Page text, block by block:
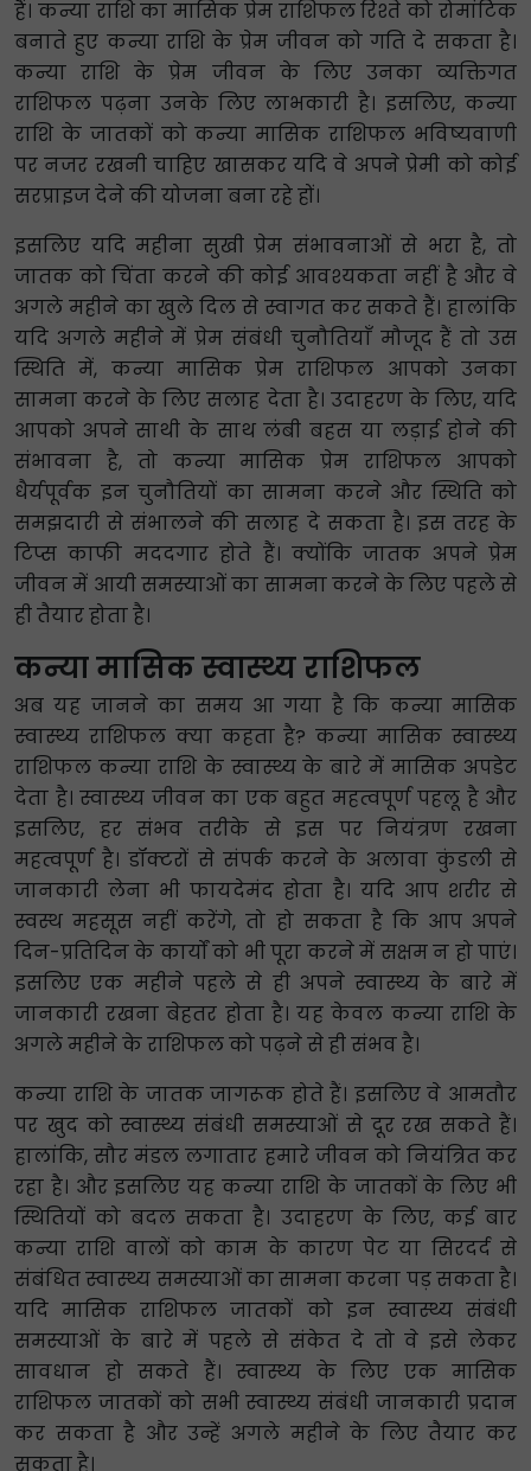
हैं। कन्या राशि का मासिक प्रेम राशिफल रिश्ते को रोमांटिक
बनाते हुए कन्या राशि के प्रेम जीवन को गति दे सकता है।
कन्या राशि के प्रेम जीवन के लिए उनका व्यक्तिगत
राशिफल पढ़ना उनके लिए लाभकारी है। इसलिए, कन्या
राशि के जातकों को कन्या मासिक राशिफल भविष्यवाणी
पर नजर रखनी चाहिए खासकर यदि वे अपने प्रेमी को कोई
सरप्राइज देने की योजना बना रहे हों।
इसलिए यदि महीना सुखी प्रेम संभावनाओं से भरा है, तो
जातक को चिंता करने की कोई आवश्यकता नहीं है और वे
अगले महीने का खुले दिल से स्वागत कर सकते हैं। हालांकि
यदि अगले महीने में प्रेम संबंधी चुनौतियाँ मौजूद हैं तो उस
स्थिति में, कन्या मासिक प्रेम राशिफल आपको उनका
सामना करने के लिए सलाह देता है। उदाहरण के लिए, यदि
आपको अपने साथी के साथ लंबी बहस या लड़ाई होने की
संभावना है, तो कन्या मासिक प्रेम राशिफल आपको
धैर्यपूर्वक इन चुनौतियों का सामना करने और स्थिति को
समझदारी से संभालने की सलाह दे सकता है। इस तरह के
टिप्स काफी मददगार होते हैं। क्योंकि जातक अपने प्रेम
जीवन में आयी समस्याओं का सामना करने के लिए पहले से
ही तैयार होता है।
कन्या मासिक स्वास्थ्य राशिफल
अब यह जानने का समय आ गया है कि कन्या मासिक
स्वास्थ्य राशिफल क्या कहता है? कन्या मासिक स्वास्थ्य
राशिफल कन्या राशि के स्वास्थ्य के बारे में मासिक अपडेट
देता है। स्वास्थ्य जीवन का एक बहुत महत्वपूर्ण पहलू है और
इसलिए, हर संभव तरीके से इस पर नियंत्रण रखना
महत्वपूर्ण है। डॉक्टरों से संपर्क करने के अलावा कुंडली से
जानकारी लेना भी फायदेमंद होता है। यदि आप शरीर से
स्वस्थ महसूस नहीं करेंगे, तो हो सकता है कि आप अपने
दिन-प्रतिदिन के कार्यों को भी पूरा करने में सक्षम न हो पाएं।
इसलिए एक महीने पहले से ही अपने स्वास्थ्य के बारे में
जानकारी रखना बेहतर होता है। यह केवल कन्या राशि के
अगले महीने के राशिफल को पढ़ने से ही संभव है।
कन्या राशि के जातक जागरूक होते हैं। इसलिए वे आमतौर
पर खुद को स्वास्थ्य संबंधी समस्याओं से दूर रख सकते हैं।
हालांकि, सौर मंडल लगातार हमारे जीवन को नियंत्रित कर
रहा है। और इसलिए यह कन्या राशि के जातकों के लिए भी
स्थितियों को बदल सकता है। उदाहरण के लिए, कई बार
कन्या राशि वालों को काम के कारण पेट या सिरदर्द से
संबंधित स्वास्थ्य समस्याओं का सामना करना पड़ सकता है।
यदि मासिक राशिफल जातकों को इन स्वास्थ्य संबंधी
समस्याओं के बारे में पहले से संकेत दे तो वे इसे लेकर
सावधान हो सकते हैं। स्वास्थ्य के लिए एक मासिक
राशिफल जातकों को सभी स्वास्थ्य संबंधी जानकारी प्रदान
कर सकता है और उन्हें अगले महीने के लिए तैयार कर
सकता है।